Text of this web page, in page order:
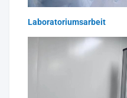
Laboratoriumsarbeit